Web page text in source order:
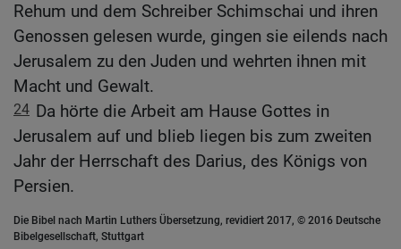
Rehum und dem Schreiber Schimschai und ihren
Genossen gelesen wurde, gingen sie eilends nach
Jerusalem zu den Juden und wehrten ihnen mit
Macht und Gewalt.
24 Da hörte die Arbeit am Hause Gottes in
Jerusalem auf und blieb liegen bis zum zweiten
Jahr der Herrschaft des Darius, des Königs von
Persien.
Die Bibel nach Martin Luthers Übersetzung, revidiert 2017, © 2016 Deutsche
Bibelgesellschaft, Stuttgart